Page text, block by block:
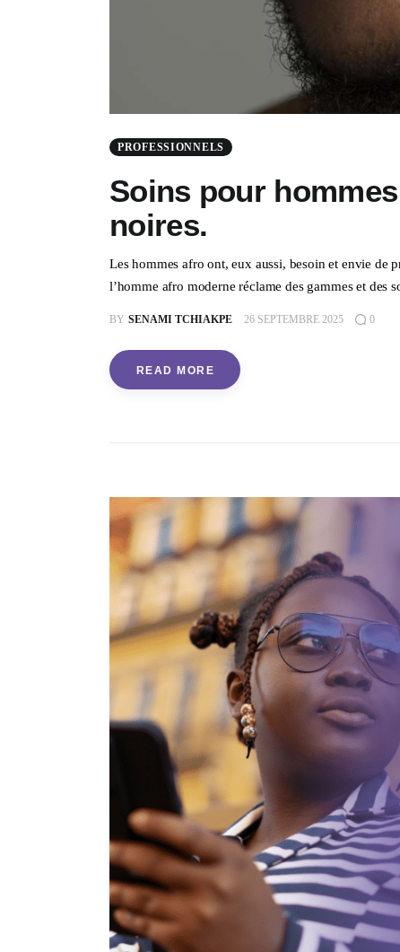
PROFESSIONNELS
Soins pour
noires.
Les hommes afro ont, eux aussi, besoin et envie de
l’homme afro moderne réclame des gammes et des
BY SENAMI TCHIAKPE 26 SEPTEMBRE 2025 0
READ MORE